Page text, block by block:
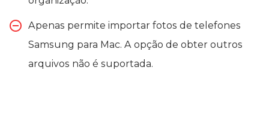
Apenas permite importar fotos de telefones
Samsung para Mac. A opção de obter outros
arquivos não é suportada.